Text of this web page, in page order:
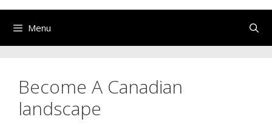
Menu
Become A Canadian
landscape